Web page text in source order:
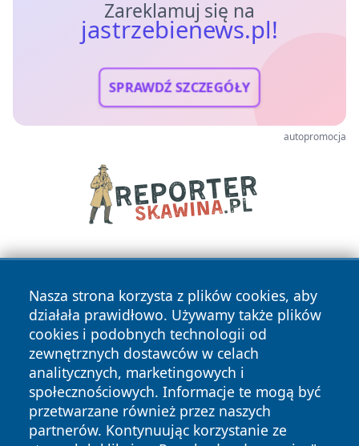
Zareklamuj się na
jastrzebienews.pl!
SPRAWDŹ SZCZEGÓŁY
autopromocja
Nasza strona korzysta z plików cookies, aby
działała prawidłowo. Używamy także plików
cookies i podobnych technologii od
zewnętrznych dostawców w celach
analitycznych, marketingowych i
społecznościowych. Informacje te mogą być
przetwarzane również przez naszych
partnerów. Kontynuując korzystanie ze
Copyright © 2026 jastrzebienews.pl Wszystkie prawa
zastrzeżone.
News Autorzy
Polityka
Polityka